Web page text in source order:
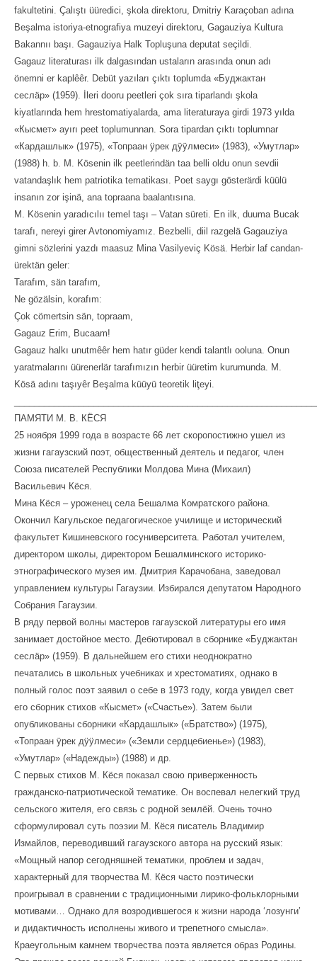
fakultetini. Çalıştı üüredici, şkola direktoru, Dmitriy Karaçoban adına
Beşalma istoriya-etnografiya muzeyi direktoru, Gagauziya Kultura
Bakannıı başı. Gagauziya Halk Topluşuna deputat seçildi.
Gagauz literaturası ilk dalgasından ustaların arasında onun adı
önemni er kaplȇȇr. Debüt yazıları çıktı toplumda «Буджактан
сеслäр» (1959). İleri dooru peetleri çok sıra tiparlandı şkola
kiyatlarında hem hrestomatiyalarda, ama literaturaya girdi 1973 yılda
«Кысмет» ayırı peet toplumunnan. Sora tipardan çıktı toplumnar
«Кардашлык» (1975), «Топраан ӱрек дӱӱлмеси» (1983), «Умутлар»
(1988) h. b. M. Kösenin ilk peetlerindän taa belli oldu onun sevdii
vatandaşlık hem patriotika tematikası. Poet saygı gösterärdi küülü
insanın zor işinä, ana topraana baalantısına.
M. Kösenin yaradıcılıı temel taşı – Vatan süreti. En ilk, duuma Bucak
tarafı, nereyi girer Avtonomiyamız. Bezbelli, diil razgelä Gagauziya
gimni sözlerini yazdı maasuz Mina Vasilyeviç Kösä. Herbir laf candan-
ürektän geler:
Tarafım, sän tarafım,
Ne gözälsin, korafım:
Çok cömertsin sän, topraam,
Gagauz Erim, Bucaam!
Gagauz halkı unutmȇȇr hem hatır güder kendi talantlı ooluna. Onun
yaratmalarını üürenerlär tarafımızın herbir üüretim kurumunda. M.
Kösä adını taşıyȇr Beşalma küüyü teoretik liţeyi.
ПАМЯТИ М. В. КЁСЯ
25 ноября 1999 года в возрасте 66 лет скоропостижно ушел из
жизни гагаузский поэт, общественный деятель и педагог, член
Союза писателей Республики Молдова Мина (Михаил)
Васильевич Кёся.
Мина Кёся – уроженец села Бешалма Комратского района.
Окончил Кагульское педагогическое училище и исторический
факультет Кишиневского госуниверситета. Работал учителем,
директором школы, директором Бешалминского историко-
этнографического музея им. Дмитрия Карачобана, заведовал
управлением культуры Гагаузии. Избирался депутатом Народного
Собрания Гагаузии.
В ряду первой волны мастеров гагаузской литературы его имя
занимает достойное место. Дебютировал в сборнике «Буджактан
сеслäр» (1959). В дальнейшем его стихи неоднократно
печатались в школьных учебниках и хрестоматиях, однако в
полный голос поэт заявил о себе в 1973 году, когда увидел свет
его сборник стихов «Кысмет» («Счастье»). Затем были
опубликованы сборники «Кардашлык» («Братство») (1975),
«Топраан ӱрек дӱӱлмеси» («Земли сердцебиенье») (1983),
«Умутлар» («Надежды») (1988) и др.
С первых стихов М. Кёся показал свою приверженность
гражданско-патриотической тематике. Он воспевал нелегкий труд
сельского жителя, его связь с родной землёй. Очень точно
сформулировал суть поэзии М. Кёся писатель Владимир
Измайлов, переводивший гагаузского автора на русский язык:
«Мощный напор сегодняшней тематики, проблем и задач,
характерный для творчества М. Кёся часто поэтически
проигрывал в сравнении с традиционными лирико-фольклорными
мотивами… Однако для возродившегося к жизни народа ‘лозунги’
и дидактичность исполнены живого и трепетного смысла».
Краеугольным камнем творчества поэта является образ Родины.